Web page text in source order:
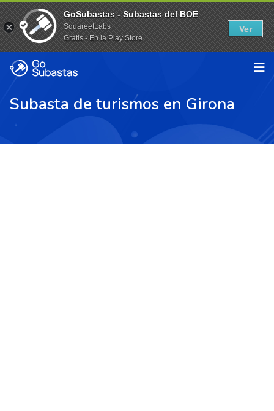
Subasta de turismos en Girona
GoSubastas - Subastas del BOE
SquareetLabs
Gratis - En la Play Store
Ver